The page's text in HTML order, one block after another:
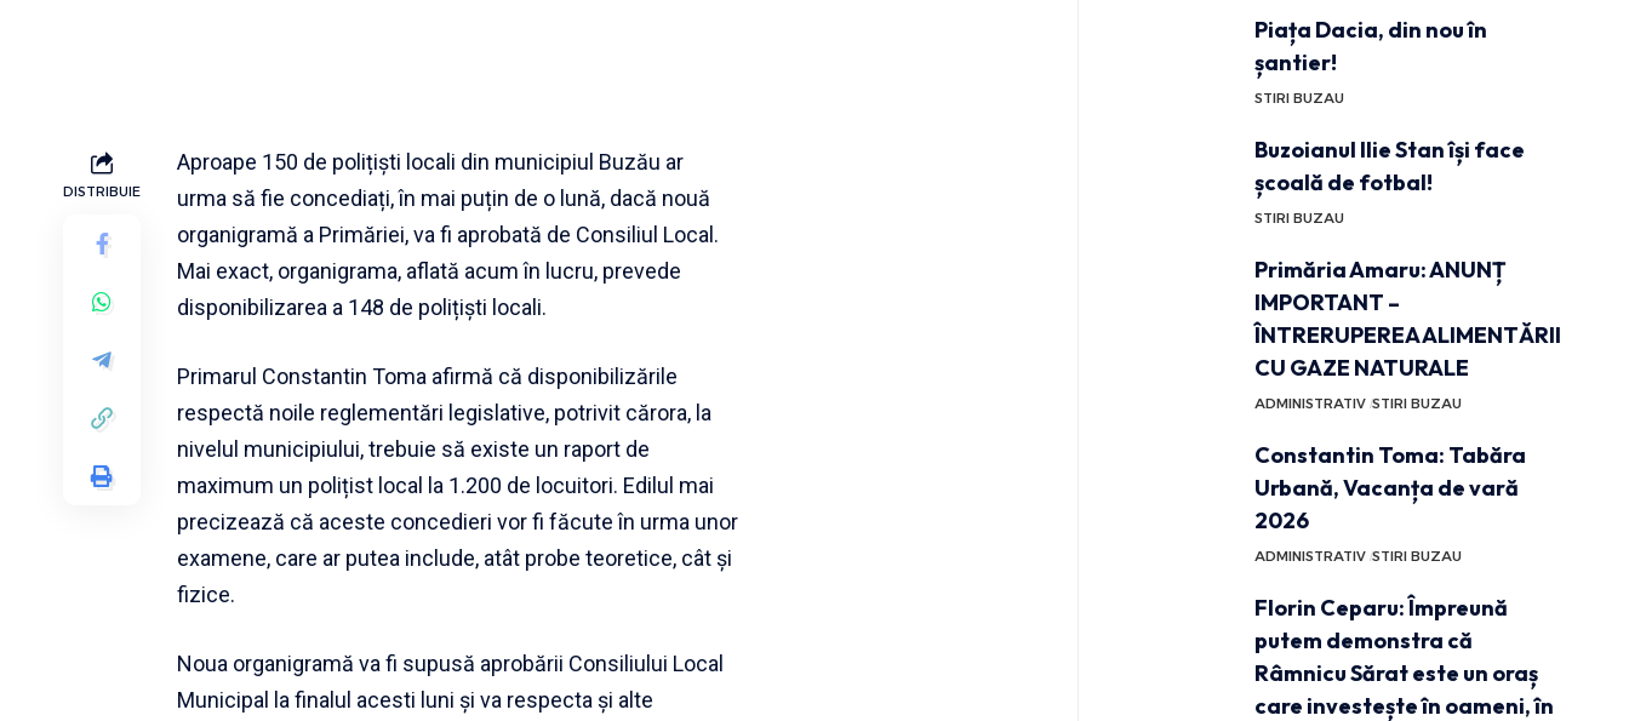
DISTRIBUIE
Aproape 150 de polițiști locali din municipiul Buzău ar
urma să fie concediați, în mai puțin de o lună, dacă nouă
organigramă a Primăriei, va fi aprobată de Consiliul Local.
Mai exact, organigrama, aflată acum în lucru, prevede
disponibilizarea a 148 de polițiști locali.
Primarul Constantin Toma afirmă că disponibilizările
respectă noile reglementări legislative, potrivit cărora, la
nivelul municipiului, trebuie să existe un raport de
maximum un polițist local la 1.200 de locuitori. Edilul mai
precizează că aceste concedieri vor fi făcute în urma unor
examene, care ar putea include, atât probe teoretice, cât și
fizice.
Noua organigramă va fi supusă aprobării Consiliului Local
Municipal la finalul acesti luni și va respecta și alte
Piața Dacia, din nou în
șantier!
STIRI BUZAU
Buzoianul Ilie Stan își face
școală de fotbal!
STIRI BUZAU
Primăria Amaru: ANUNȚ
IMPORTANT –
ÎNTRERUPEREA ALIMENTĂRII
CU GAZE NATURALE
ADMINISTRATIV STIRI BUZAU
Constantin Toma: Tabăra
Urbană, Vacanța de vară
2026
ADMINISTRATIV STIRI BUZAU
Florin Ceparu: Împreună
putem demonstra că
Râmnicu Sărat este un oraș
care investește în oameni, în